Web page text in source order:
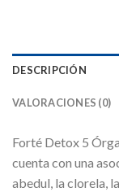
DESCRIPCIÓN
VALORACIONES (0)
Forté Detox 5
cuenta con una
abedul, la clorela,